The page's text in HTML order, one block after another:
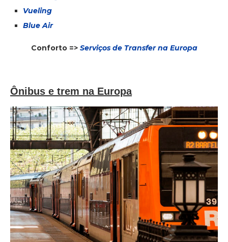
Vueling
Blue Air
Conforto => Serviços de Transfer na Europa
Ônibus e trem na Europa